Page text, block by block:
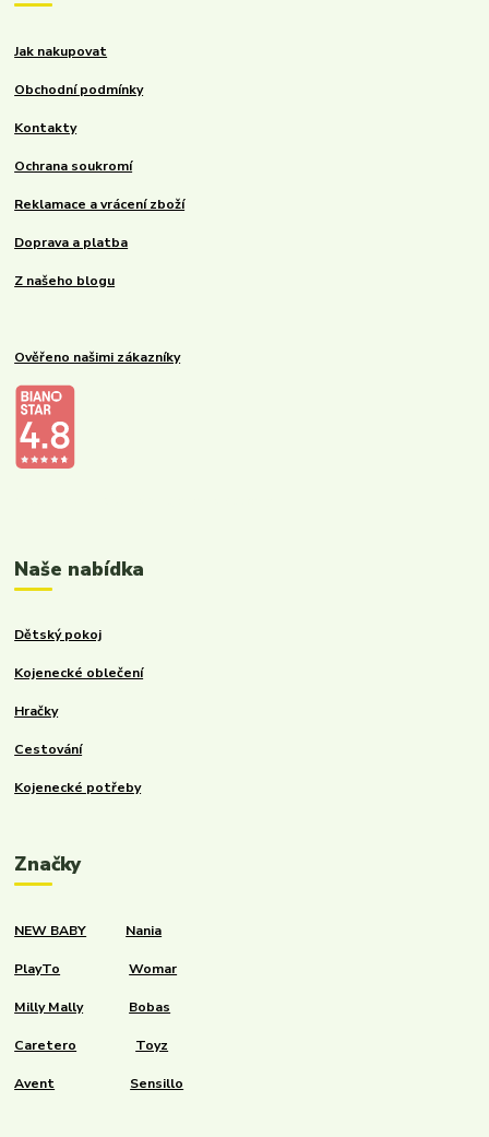
Jak nakupovat
Obchodní podmínky
Kontakty
Ochrana soukromí
Reklamace a vrácení zboží
Doprava a platba
Z našeho blogu
Ověřeno našimi zákazníky
Naše nabídka
Dětský pokoj
Kojenecké oblečení
Hračky
Cestování
Kojenecké potřeby
Značky
NEW BABY Nania
PlayTo Womar
Milly Mally Bobas
Caretero Toyz
Avent Sensillo